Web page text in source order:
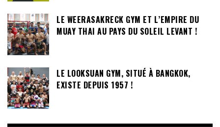
LE WEERASAKRECK GYM ET L’EMPIRE DU
MUAY THAI AU PAYS DU SOLEIL LEVANT !
LE LOOKSUAN GYM, SITUÉ À BANGKOK,
EXISTE DEPUIS 1957 !